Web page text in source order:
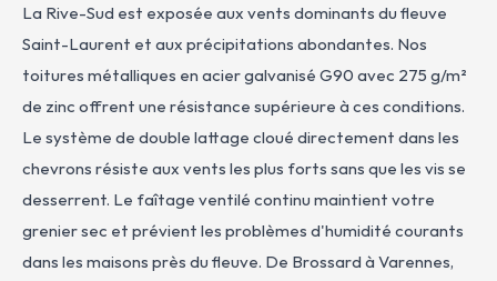
La Rive-Sud est exposée aux vents dominants du fleuve
Saint-Laurent et aux précipitations abondantes. Nos
toitures métalliques en acier galvanisé G90 avec 275 g/m²
de zinc offrent une résistance supérieure à ces conditions.
Le système de double lattage cloué directement dans les
chevrons résiste aux vents les plus forts sans que les vis se
desserrent. Le faîtage ventilé continu maintient votre
grenier sec et prévient les problèmes d'humidité courants
dans les maisons près du fleuve. De Brossard à Varennes,